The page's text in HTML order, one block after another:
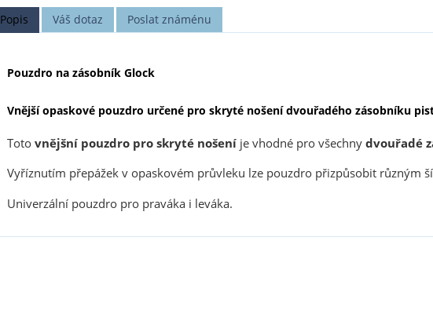
Popis Váš dotaz Poslat známénu
Pouzdro na zásobník Glock
Vnější opaskové pouzdro určené pro skryté nošení dvouřadého zásobníku
Totovnějšní pouzdro pro skryté nošeníje vhodné pro všechnydvouřadé
Vyříznutím přepážek v opaskovém průvleku lze pouzdro přizpůsobit různým
Univerzální pouzdro pro praváka i leváka.